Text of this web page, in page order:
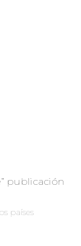
publicación
países